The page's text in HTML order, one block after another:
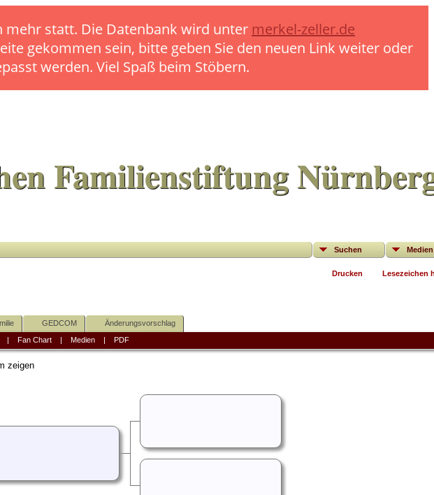
mehr statt. Die Datenbank wird unter merkel-zeller.de
gekommen sein, bitte geben Sie den neuen Link weiter oder
werden. Viel Spaß beim Stöbern.
Familienstiftung
Suchen Medien
Drucken Lesezeichen
GEDCOM Änderungsvorschlag
Fan Chart| Medien| PDF
zeigen